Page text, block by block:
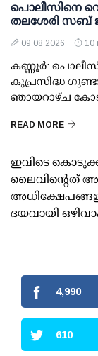
പൊലീസിനെ
തലശേരി സബ്
09 08 2026 10
കണ്ണൂര്‍:
കുപ്രസിദ്ധ
ഞായറാഴ്ച
READ MORE
ഇവിടെ
ലൈവിന്റെത്
ദയവായി
4,990
610